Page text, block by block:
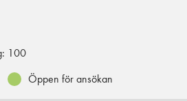
100
Öppen för ansökan